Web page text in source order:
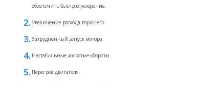
обеспечить быстрое ускорение.
Увеличение расхода горючего.
Затруднённый запуск мотора.
Нестабильные холостые обороты.
Перегрев двигателя.